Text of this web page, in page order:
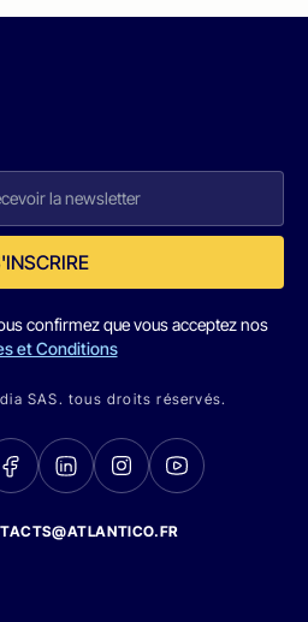
confirmez que vous acceptez nos
et Conditions
SAS. tous droits réservés.